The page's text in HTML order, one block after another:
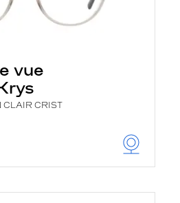
vue
CLAIR CRIST